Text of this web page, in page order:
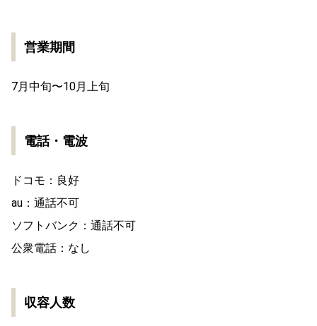
営業期間
7月中旬〜10月上旬
電話・電波
ドコモ：良好
au：通話不可
ソフトバンク：通話不可
公衆電話：なし
収容人数